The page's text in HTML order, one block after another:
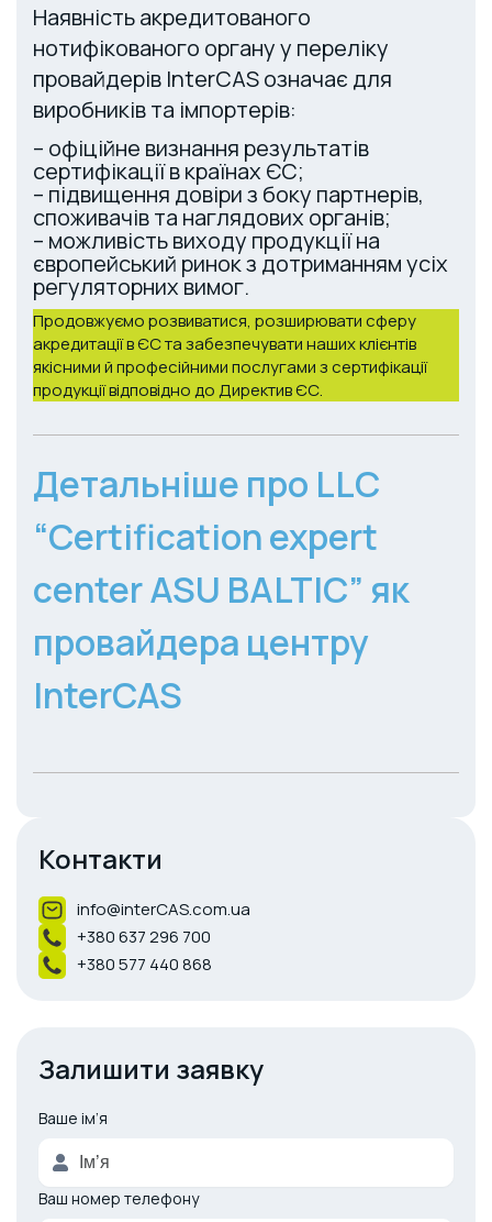
Наявність акредитованого
нотифікованого органу у переліку
провайдерів InterCAS означає для
виробників та імпортерів:
– офіційне визнання результатів
сертифікації в країнах ЄС;
– підвищення довіри з боку партнерів,
споживачів та наглядових органів;
– можливість виходу продукції на
європейський ринок з дотриманням усіх
регуляторних вимог.
Продовжуємо розвиватися, розширювати сферу
акредитації в ЄС та забезпечувати наших клієнтів
якісними й професійними послугами з сертифікації
продукції відповідно до Директив ЄС.
Детальніше про LLC
“Certification expert
center ASU BALTIC” як
провайдера центру
InterCAS
Контакти
info@interCAS.com.ua
+380 637 296 700
+380 577 440 868
Залишити заявку
Ваше ім’я
Ваш номер телефону
A
e
r